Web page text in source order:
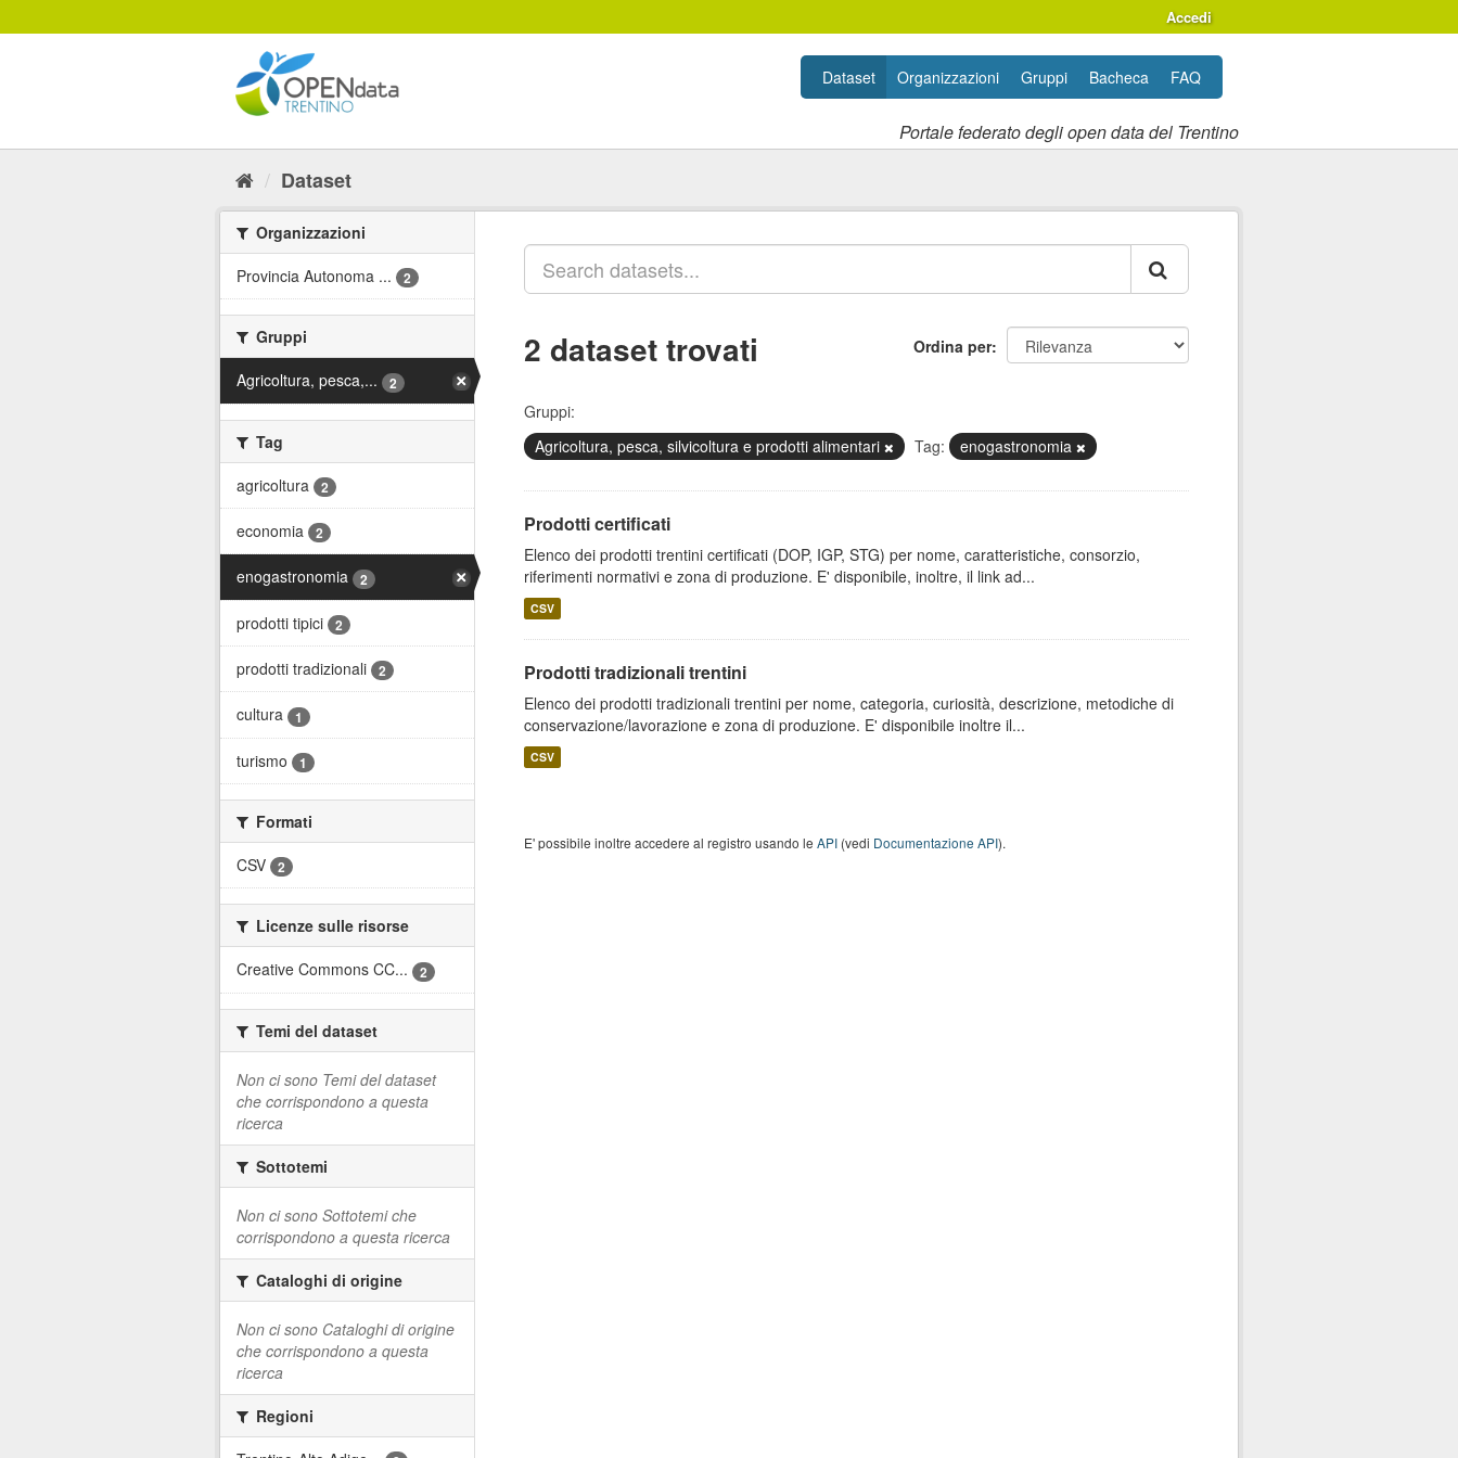
al
Accedi
Portale federato degli open data del Trentino
Dataset Organizzazioni Gruppi Bacheca FAQ
Dataset
Organizzazioni
Provincia Autonoma ...
2
Gruppi
Agricoltura, pesca,...
2
Tag
agricoltura
2
economia 2
enogastronomia 2
prodotti tipici 2
prodotti tradizionali 2
cultura 1
turismo 1
Formati
CSV
2
Licenze sulle risorse
Creative Commons CC...
2
Temi del dataset
Non ci sono Temi del dataset
che corrispondono a questa
ricerca
Sottotemi
Non ci sono Sottotemi che
corrispondono a questa ricerca
Cataloghi di origine
Non ci sono Cataloghi di origine
che corrispondono a questa
ricerca
Regioni
Ordina per
2 dataset trovati
Gruppi:
Agricoltura, pesca, silvicoltura e prodotti alimentari
Tag: enogastronomia
Prodotti certificati
Elenco dei prodotti trentini certificati (DOP, IGP, STG) per nome, caratteristiche, consorzio,
riferimenti normativi e zona di produzione. E' disponibile, inoltre, il link ad...
CSV
Prodotti tradizionali trentini
Elenco dei prodotti tradizionali trentini per nome, categoria, curiosità, descrizione, metodiche di
conservazione/lavorazione e zona di produzione. E' disponibile inoltre il...
CSV
E' possibile inoltre accedere al registro usando le API(vedi Documentazione API).